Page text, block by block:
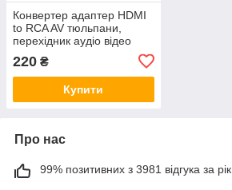
Конвертер адаптер HDMI
to RCA AV тюльпани,
перехідник аудіо відео
220 ₴
Купити
Про нас
99% позитивних з 3981 відгука за рік